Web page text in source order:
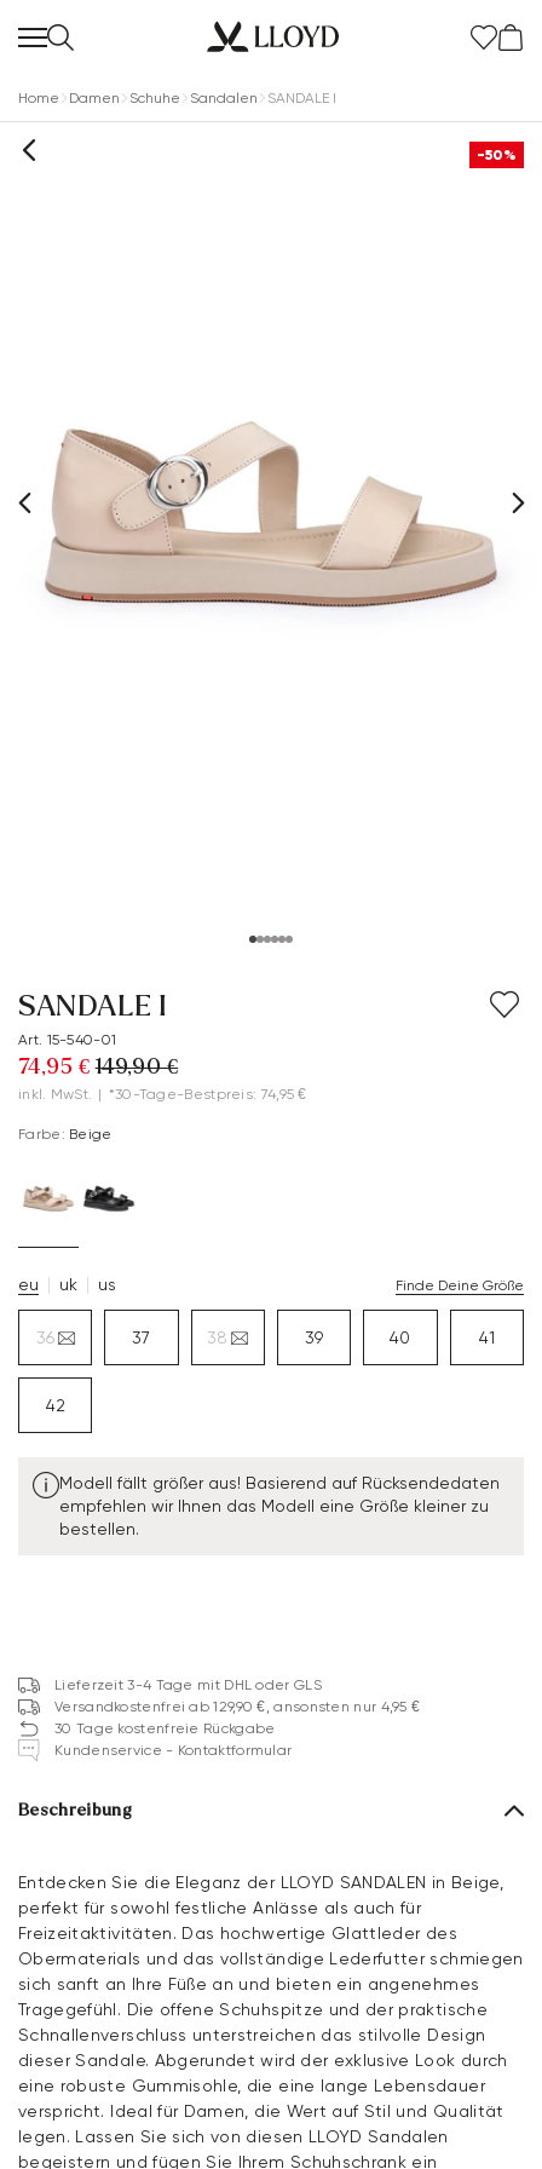
Home Damen Schuhe Sandalen SANDALE I
-50%
SANDALE I
Art. 15-540-01
74,95 € 149,90 €
inkl. MwSt. | *30-Tage-Bestpreis: 74,95 €
Farbe: Beige
eu uk us Finde Deine Größe
36 37 38 39 40 41
42
Modell fällt größer aus! Basierend auf Rücksendedaten
empfehlen wir Ihnen das Modell eine Größe kleiner zu
bestellen.
Lieferzeit 3-4 Tage mit DHL oder GLS
Versandkostenfrei ab 129,90 €, ansonsten nur 4,95 €
30 Tage kostenfreie Rückgabe
Kundenservice - Kontaktformular
Beschreibung
Entdecken Sie die Eleganz der LLOYD SANDALEN in Beige,
perfekt für sowohl festliche Anlässe als auch für
Freizeitaktivitäten. Das hochwertige Glattleder des
Obermaterials und das vollständige Lederfutter schmiegen
sich sanft an Ihre Füße an und bieten ein angenehmes
Tragegefühl. Die offene Schuhspitze und der praktische
Schnallenverschluss unterstreichen das stilvolle Design
dieser Sandale. Abgerundet wird der exklusive Look durch
eine robuste Gummisohle, die eine lange Lebensdauer
verspricht. Ideal für Damen, die Wert auf Stil und Qualität
legen. Lassen Sie sich von diesen LLOYD Sandalen
begeistern und fügen Sie Ihrem Schuhschrank ein